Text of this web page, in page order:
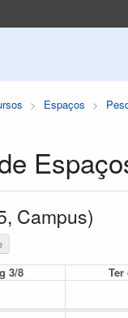
Espaços
Campus)
3/8
Ter